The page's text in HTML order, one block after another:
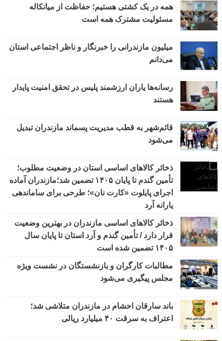
همه در یک کشتی هستیم؛ حفاظت از میانکاله
مسئولیت مشترک همه است
میلیون مازندرانی را خبرنگار و ناظر اجتماعی استان
می‌دانم
رسانه‌ها یاران ارزشمند پلیس در تحقق امنیت پایدار
هستند
قائم‌شهر به قطب مدیریت پسماند مازندران تبدیل
می‌شود
ذخائر کالاهای اساسی استان در وضعیت مطلوب؛
تأمین گندم تا پایان ۱۴۰۵ تضمین شد؛مازندران آماده
اجرای پایلوت «کارت نان»؛ طرحی برای ساماندهی
یارانه آرد
ذخائر کالاهای اساسی مازندران در بهترین وضعیت
قرار دارد / تأمین گندم و آرد استان تا پایان سال
۱۴۰۵ تضمین شده است
مطالبات کارگران و بازنشستگان در نشست ویژه
مجلس پیگیری می‌شود
باند سارقان احشام در مازندران متلاشی شد؛
اعتراف به سرقت ۴۰ میلیارد ریالی